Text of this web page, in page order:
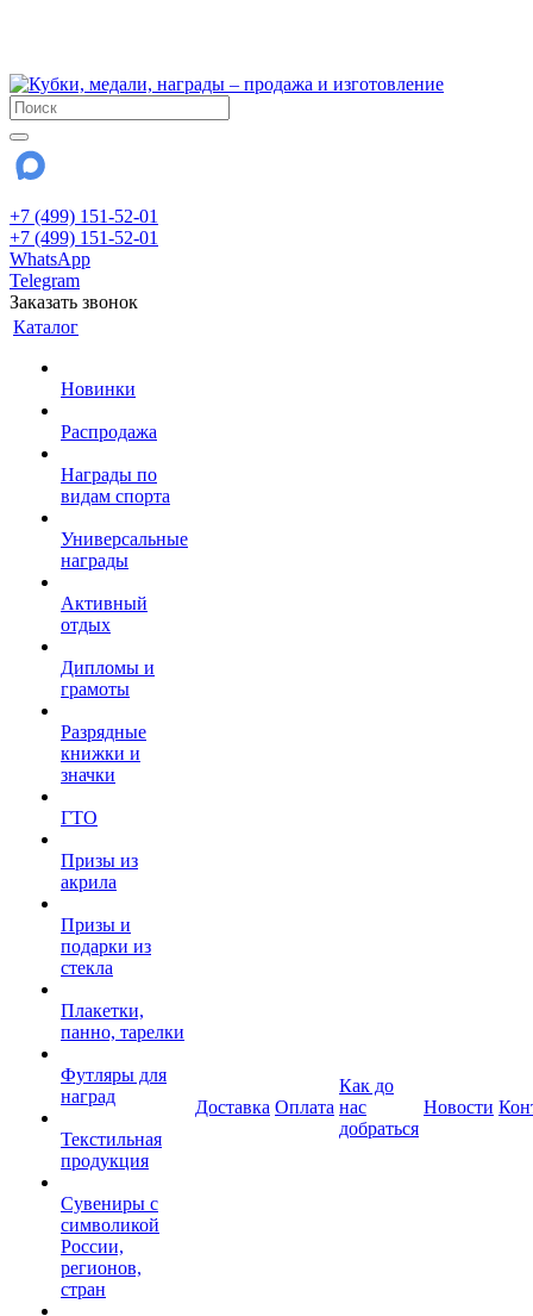
+7 (499) 151-52-01
+7 (499) 151-52-01
WhatsApp
Telegram
Заказать звонок
Каталог
Новинки
Распродажа
Награды по
видам спорта
Универсальные
награды
Активный
отдых
Дипломы и
грамоты
Разрядные
книжки и
значки
ГТО
Призы из
акрила
Призы и
подарки из
стекла
Плакетки,
панно, тарелки
Футляры для
наград
Текстильная
продукция
Сувениры с
символикой
России,
регионов,
стран
Доставка Оплата
Как до
нас
добраться
Новости